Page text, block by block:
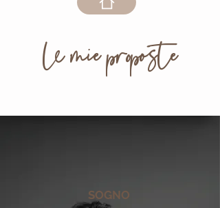
le mie proposte
SOGNO